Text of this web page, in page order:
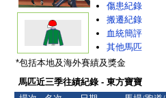
傷患紀錄
搬遷紀錄
血統簡評
其他馬匹
*包括本地及海外賽績及獎金
馬匹近三季往績紀錄 - 東方寶寶